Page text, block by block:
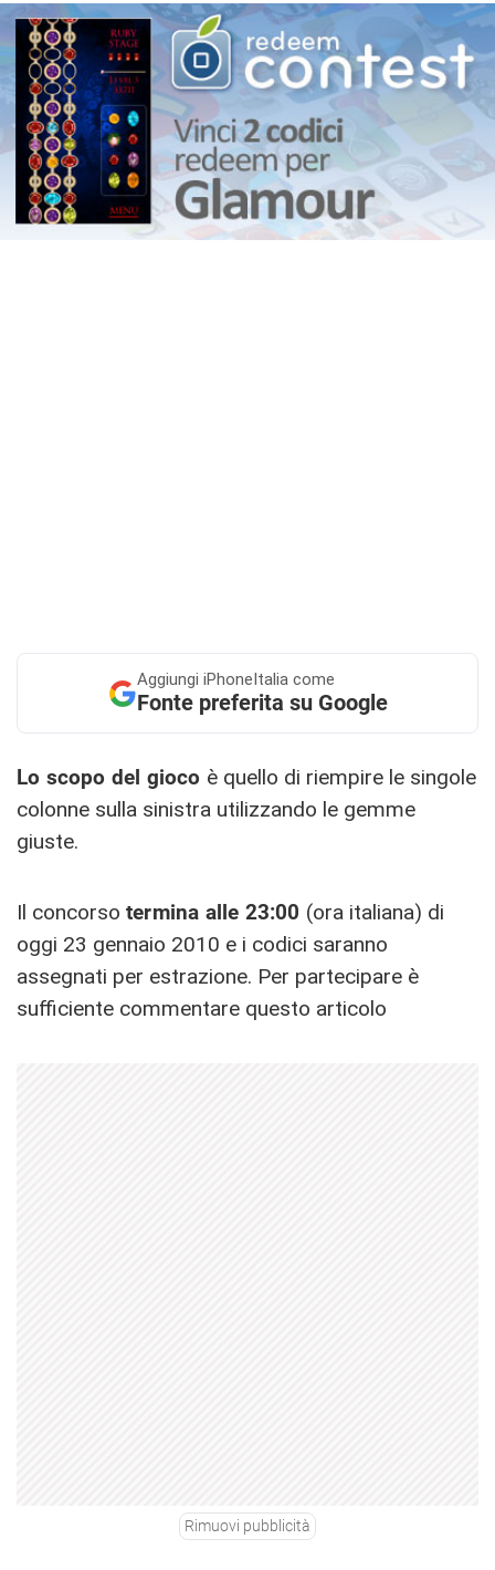
Aggiungi iPhoneItalia come
Fonte preferita su Google
Lo scopo del gioco è quello di riempire le singole
colonne sulla sinistra utilizzando le gemme
giuste.
Il concorso termina alle 23:00 (ora italiana) di
oggi 23 gennaio 2010 e i codici saranno
assegnati per estrazione. Per partecipare è
sufficiente commentare questo articolo
Rimuovi pubblicità